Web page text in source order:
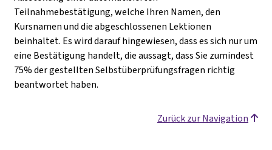
Teilnahmebestätigung, welche Ihren Namen, den
Kursnamen und die abgeschlossenen Lektionen
beinhaltet. Es wird darauf hingewiesen, dass es sich nur um
eine Bestätigung handelt, die aussagt, dass Sie zumindest
75% der gestellten Selbstüberprüfungsfragen richtig
beantwortet haben.
Zurück zur Navigation